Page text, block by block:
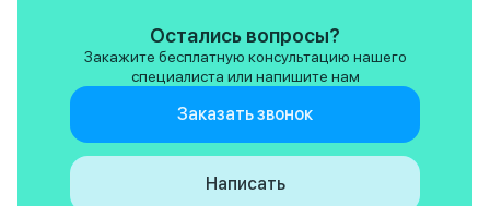
Остались вопросы?
Закажите бесплатную консультацию нашего
специалиста или напишите нам
Заказать звонок
Написать